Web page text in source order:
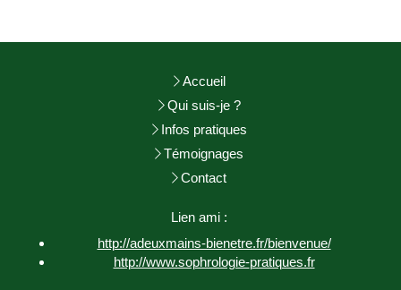
Accueil
Qui suis-je ?
Infos pratiques
Témoignages
Contact
Lien ami :
http://adeuxmains-bienetre.fr/bienvenue/
http://www.sophrologie-pratiques.fr